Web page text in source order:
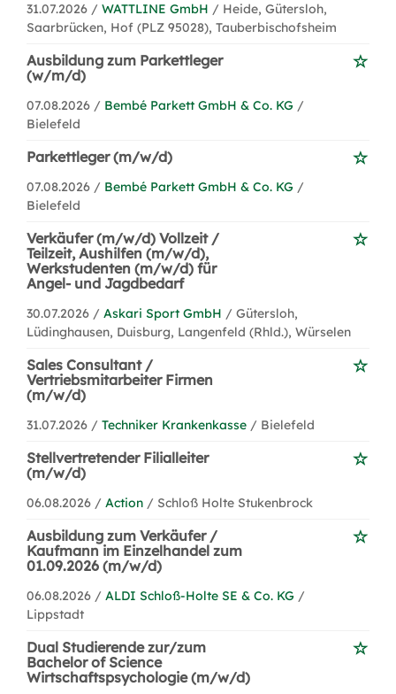
31.07.2026 / WATTLINE GmbH / Heide, Gütersloh,
Saarbrücken, Hof (PLZ 95028), Tauberbischofsheim
Ausbildung zum Parkettleger
(w/m/d)
07.08.2026 / Bembé Parkett GmbH & Co. KG /
Bielefeld
Parkettleger (m/w/d)
07.08.2026 / Bembé Parkett GmbH & Co. KG /
Bielefeld
Verkäufer (m/w/d) Vollzeit /
Teilzeit, Aushilfen (m/w/d),
Werkstudenten (m/w/d) für
Angel- und Jagdbedarf
30.07.2026 / Askari Sport GmbH / Gütersloh,
Lüdinghausen, Duisburg, Langenfeld (Rhld.), Würselen
Sales Consultant /
Vertriebsmitarbeiter Firmen
(m/w/d)
31.07.2026 / Techniker Krankenkasse / Bielefeld
Stellvertretender Filialleiter
(m/w/d)
06.08.2026 / Action / Schloß Holte Stukenbrock
Ausbildung zum Verkäufer /
Kaufmann im Einzelhandel zum
01.09.2026 (m/w/d)
06.08.2026 / ALDI Schloß-Holte SE & Co. KG /
Lippstadt
Dual Studierende zur/zum
Bachelor of Science
Wirtschaftspsychologie (m/w/d)